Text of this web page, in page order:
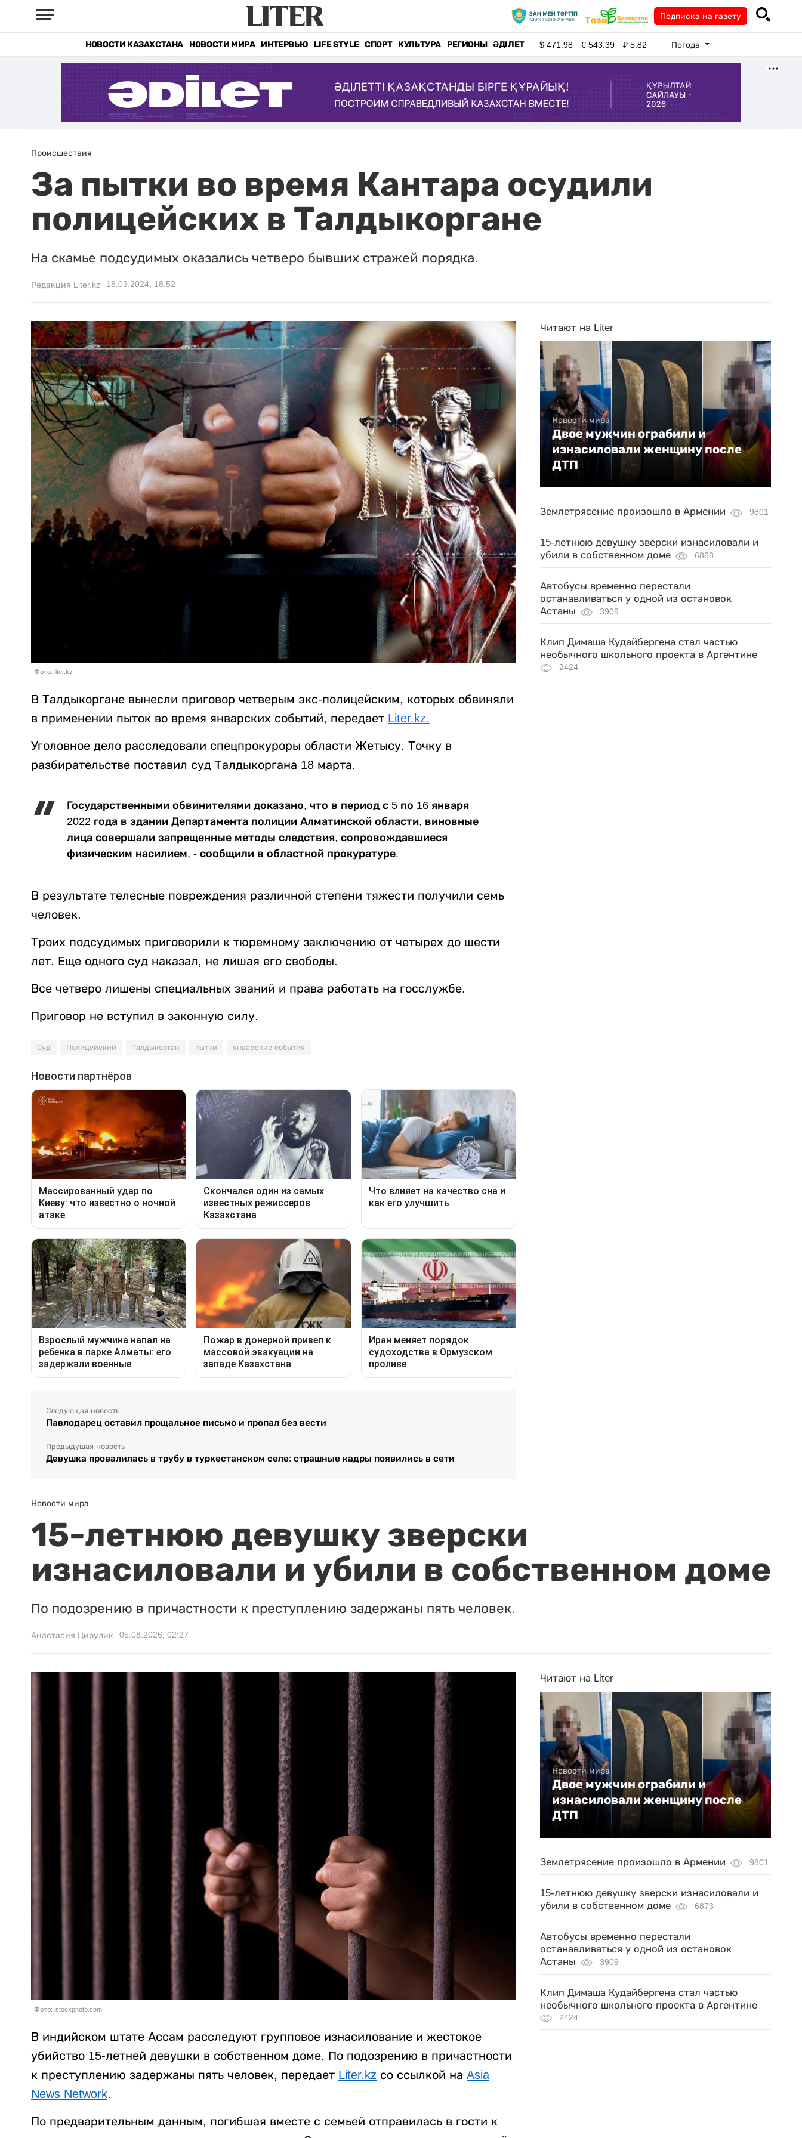
Подписка на газету
НОВОСТИ КАЗАХСТАНА НОВОСТИ МИРА ИНТЕРВЬЮ LIFE STYLE СПОРТ КУЛЬТУРА РЕГИОНЫ ӘДІЛЕТ $471.98 €543.39 ₽5.82 Погода
Происшествия
За пытки во время Кантара осудили
полицейских в Талдыкоргане
На скамье подсудимых оказались четверо бывших стражей порядка.
Редакция Liter.kz 18.03.2024, 18:52
Фото: liter.kz
В Талдыкоргане вынесли приговор четверым экс-полицейским, которых обвиняли
в применении пыток во время январских событий, передает Liter.kz.
Уголовное дело расследовали спецпрокуроры области Жетысу. Точку в
разбирательстве поставил суд Талдыкоргана 18 марта.
Государственными обвинителями доказано, что в период с 5 по 16 января
2022 года в здании Департамента полиции Алматинской области, виновные
лица совершали запрещенные методы следствия, сопровождавшиеся
физическим насилием, - сообщили в областной прокуратуре.
В результате телесные повреждения различной степени тяжести получили семь
человек.
Троих подсудимых приговорили к тюремному заключению от четырех до шести
лет. Еще одного суд наказал, не лишая его свободы.
Все четверо лишены специальных званий и права работать на госслужбе.
Приговор не вступил в законную силу.
Суд Полицейский Талдыкорган пытки январские события
Следующая новость
Павлодарец оставил прощальное письмо и пропал без вести
Предыдущая новость
Девушка провалилась в трубу в туркестанском селе: страшные кадры появились в сети
Читают на Liter
Новости мира
Двое мужчин ограбили и
изнасиловали женщину после
ДТП
Землетрясение произошло в Армении 9801
15-летнюю девушку зверски изнасиловали и
убили в собственном доме
6868
Автобусы временно перестали
останавливаться у одной из остановок
Астаны
3909
Клип Димаша Кудайбергена стал частью
необычного школьного проекта в Аргентине
2424
Новости мира
15-летнюю девушку зверски
изнасиловали и убили в собственном доме
По подозрению в причастности к преступлению задержаны пять человек.
Анастасия Цирулик 05.08.2026, 02:27
Фото: istockphoto.com
В индийском штате Ассам расследуют групповое изнасилование и жестокое
убийство 15-летней девушки в собственном доме. По подозрению в причастности
к преступлению задержаны пять человек, передает Liter.kz со ссылкой на Asia
News Network.
По предварительным данным, погибшая вместе с семьей отправилась в гости к
Читают на Liter
Новости мира
Двое мужчин ограбили и
изнасиловали женщину после
ДТП
Землетрясение произошло в Армении 9801
15-летнюю девушку зверски изнасиловали и
убили в собственном доме
6873
Автобусы временно перестали
останавливаться у одной из остановок
Астаны
3909
Клип Димаша Кудайбергена стал частью
необычного школьного проекта в Аргентине
2424